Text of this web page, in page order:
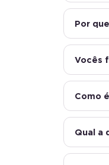
Por
Vocês
Como
Qual a